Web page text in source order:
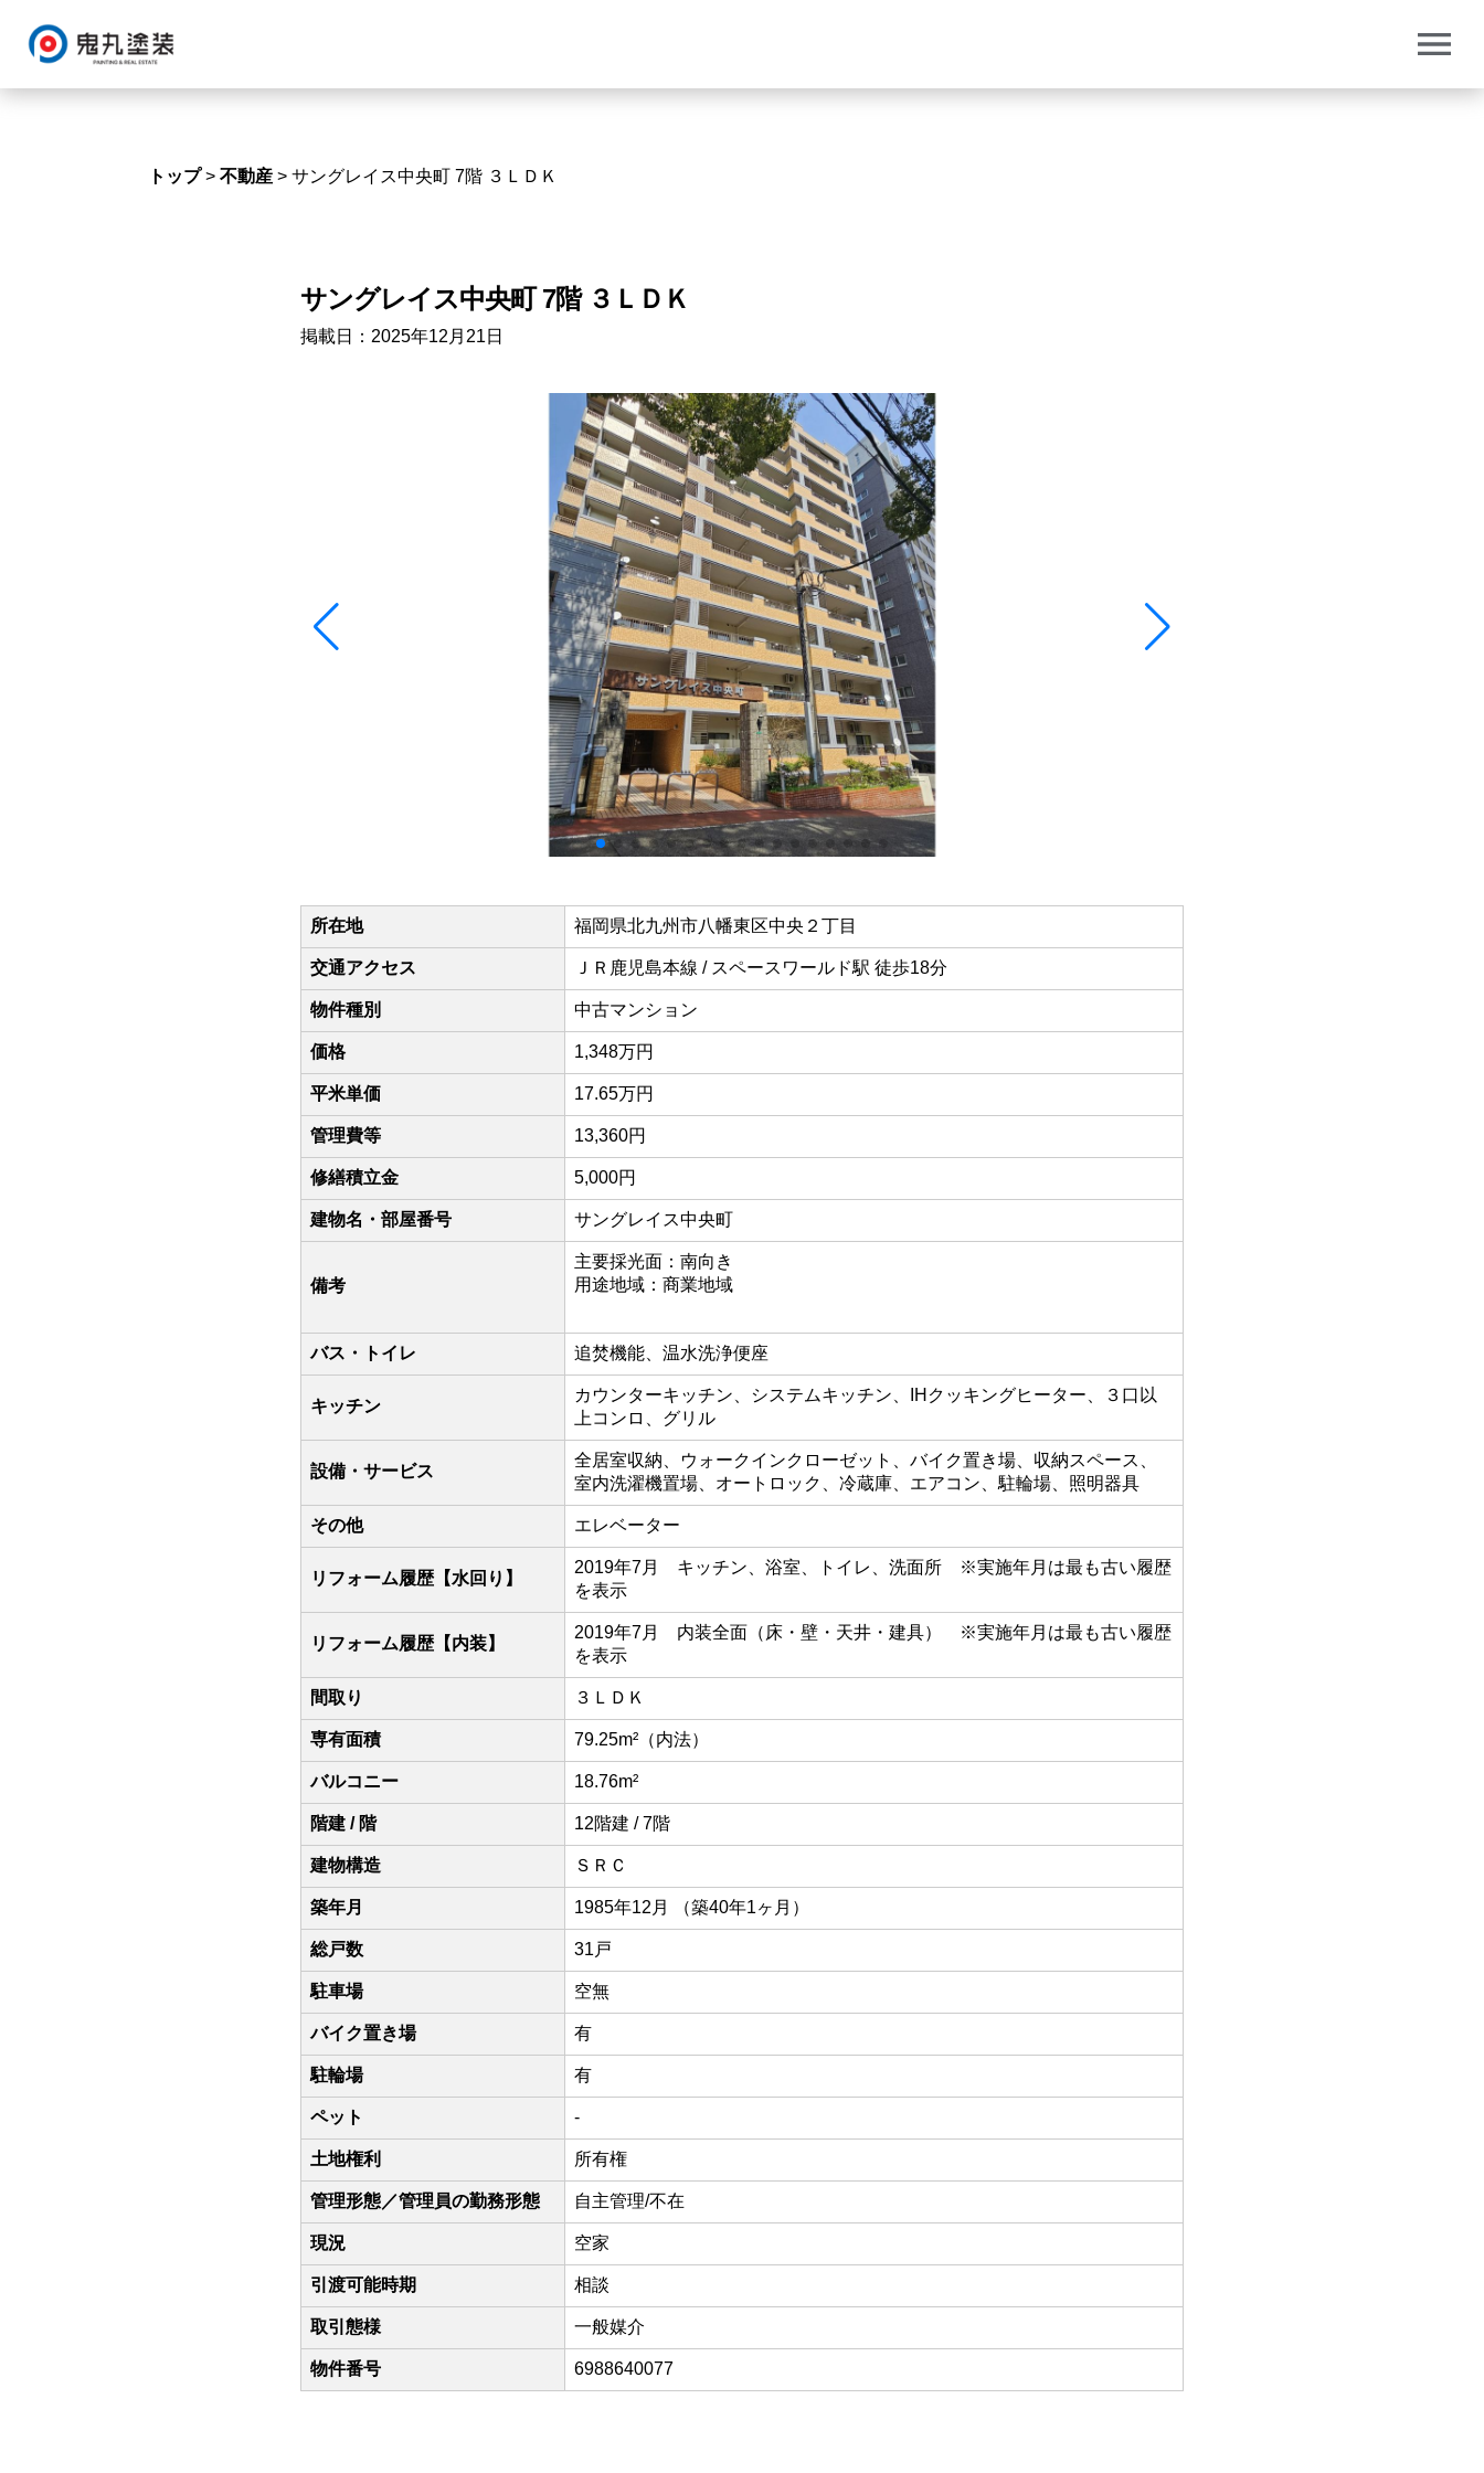
トップ>不動産 > サングレイス中央町 7階 ３ＬＤＫ
サングレイス中央町 7階 ３ＬＤＫ
掲載日：2025年12月21日
所在地 福岡県北九州市八幡東区中央２丁目
交通アクセス ＪＲ鹿児島本線 / スペースワールド駅 徒歩18分
物件種別 中古マンション
価格 1,348万円
平米単価 17.65万円
管理費等 13,360円
修繕積立金 5,000円
建物名・部屋番号 サングレイス中央町
備考
主要採光面：南向き
用途地域：商業地域
バス・トイレ 追焚機能、温水洗浄便座
キッチン
カウンターキッチン、システムキッチン、IHクッキングヒーター、３口以
上コンロ、グリル
設備・サービス
全居室収納、ウォークインクローゼット、バイク置き場、収納スペース、
室内洗濯機置場、オートロック、冷蔵庫、エアコン、駐輪場、照明器具
その他 エレベーター
リフォーム履歴【水回り】
2019年7月 キッチン、浴室、トイレ、洗面所 ※実施年月は最も古い履歴
を表示
リフォーム履歴【内装】
2019年7月 内装全面（床・壁・天井・建具） ※実施年月は最も古い履歴
を表示
間取り ３ＬＤＫ
専有面積 79.25m²（内法）
バルコニー 18.76m²
階建 / 階 12階建 / 7階
建物構造 ＳＲＣ
築年月 1985年12月 （築40年1ヶ月）
総戸数 31戸
駐車場 空無
バイク置き場 有
駐輪場 有
ペット -
土地権利 所有権
管理形態／管理員の勤務形態 自主管理/不在
現況 空家
引渡可能時期 相談
取引態様 一般媒介
物件番号 6988640077